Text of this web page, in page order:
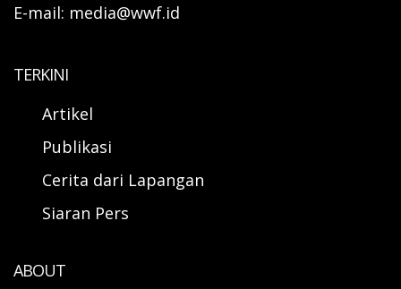
E-mail: media@wwf.id
TERKINI
Artikel
Publikasi
Cerita dari Lapangan
Siaran Pers
ABOUT